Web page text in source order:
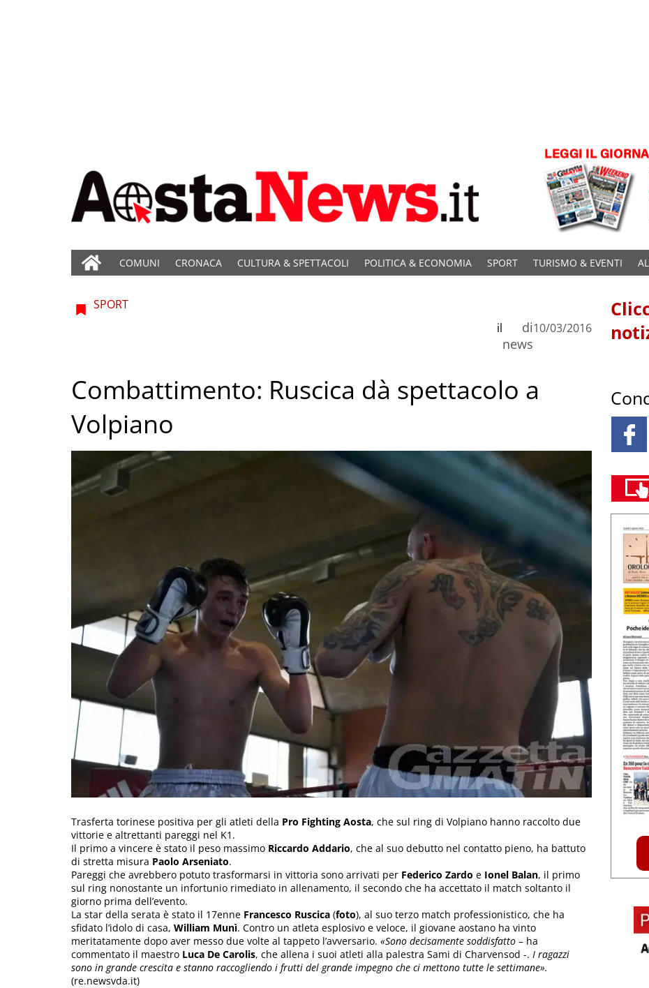
COMUNI CRONACA CULTURA & SPETTACOLI POLITICA & ECONOMIA SPORT TURISMO & EVENTI
SPORT
di
news
il 10/03/2016
Combattimento: Ruscica dà spettacolo a
Volpiano
Trasferta torinese positiva per gli atleti della Pro Fighting Aosta, che sul ring di Volpiano hanno raccolto due
vittorie e altrettanti pareggi nel K1.
Il primo a vincere è stato il peso massimo Riccardo Addario, che al suo debutto nel contatto pieno, ha battuto
di stretta misura Paolo Arseniato.
Pareggi che avrebbero potuto trasformarsi in vittoria sono arrivati per Federico Zardo e Ionel Balan, il primo
sul ring nonostante un infortunio rimediato in allenamento, il secondo che ha accettato il match soltanto il
giorno prima dell’evento.
La star della serata è stato il 17enne Francesco Ruscica (foto), al suo terzo match professionistico, che ha
sfidato l’idolo di casa, William Munì. Contro un atleta esplosivo e veloce, il giovane aostano ha vinto
meritatamente dopo aver messo due volte al tappeto l’avversario. «Sono decisamente soddisfatto – ha
commentato il maestro Luca De Carolis, che allena i suoi atleti alla palestra Sami di Charvensod -. I ragazzi
sono in grande crescita e stanno raccogliendo i frutti del grande impegno che ci mettono tutte le settimane».
(re.newsvda.it)